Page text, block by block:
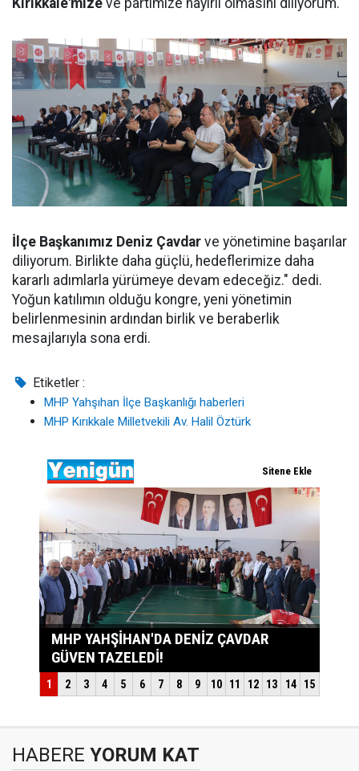
Kırıkkale'mize ve partimize hayırlı olmasını diliyorum.
İlçe Başkanımız Deniz Çavdar ve yönetimine başarılar
diliyorum. Birlikte daha güçlü, hedeflerimize daha
kararlı adımlarla yürümeye devam edeceğiz." dedi.
Yoğun katılımın olduğu kongre, yeni yönetimin
belirlenmesinin ardından birlik ve beraberlik
mesajlarıyla sona erdi.
Etiketler :
MHP Yahşıhan İlçe Başkanlığı haberleri
MHP Kırıkkale Milletvekili Av. Halil Öztürk
HABERE YORUM KAT